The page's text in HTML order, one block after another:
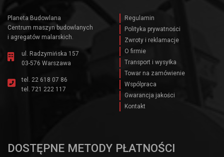
Planeta Budowlana
Centrum maszyn budowlanych
i agregatów malarskich.
ul. Radzymińska 157
03-576 Warszawa
tel. 22 618 07 86
tel. 721 222 117
Regulamin
Polityka prywatności
Zwroty i reklamacje
O firmie
Transport i wysyłka
Towar na zamówienie
Wspólpraca
Gwarancja jakości
Kontakt
DOSTĘPNE METODY PŁATNOŚCI